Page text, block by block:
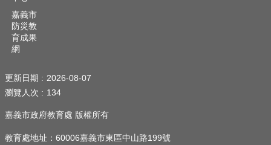
覽
訂
閱
站
搜
嘉義市
防災教
育成果
網
更新日期
2026-08-07
瀏覽人次
134
嘉義市政府教育處 版權所有
教育處地址：60006嘉義市東區中山路199號